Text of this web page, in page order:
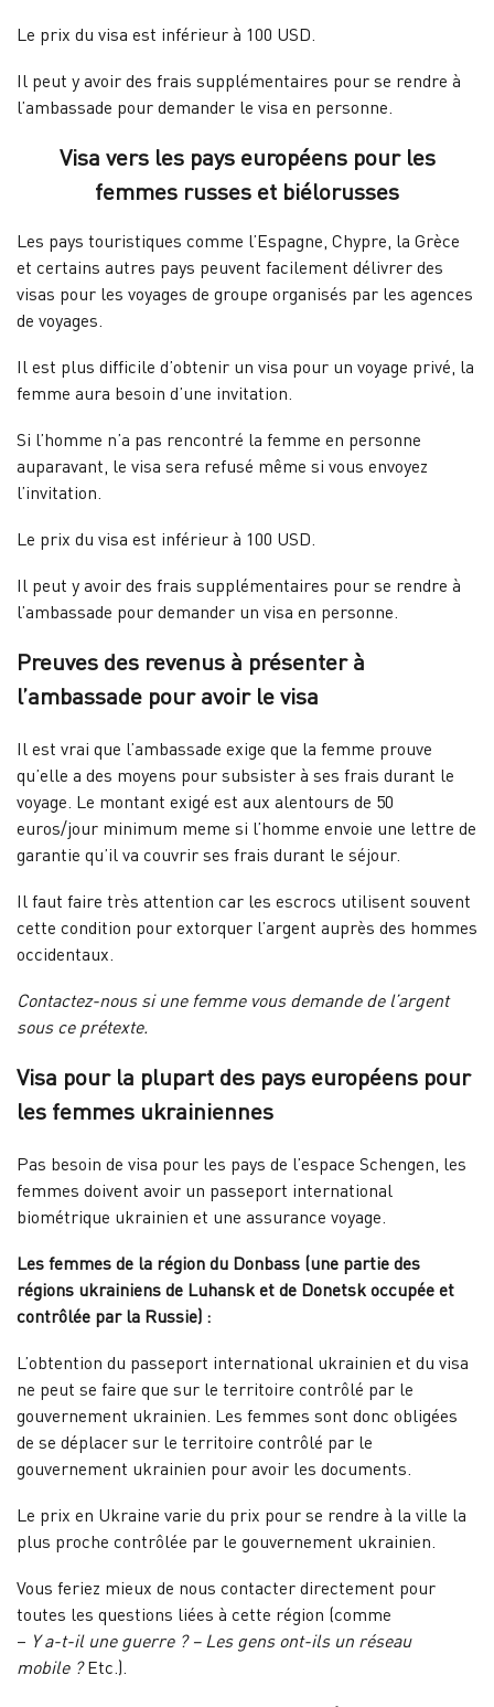
Le prix du visa est inférieur à 100 USD.
Il peut y avoir des frais supplémentaires pour se rendre à
l’ambassade pour demander le visa en personne.
Visa vers les pays européens pour les
femmes russes et biélorusses
Les pays touristiques comme l’Espagne, Chypre, la Grèce
et certains autres pays peuvent facilement délivrer des
visas pour les voyages de groupe organisés par les agences
de voyages.
Il est plus difficile d’obtenir un visa pour un voyage privé, la
femme aura besoin d’une invitation.
Si l’homme n’a pas rencontré la femme en personne
auparavant, le visa sera refusé même si vous envoyez
l’invitation.
Le prix du visa est inférieur à 100 USD.
Il peut y avoir des frais supplémentaires pour se rendre à
l’ambassade pour demander un visa en personne.
Preuves des revenus à présenter à
l’ambassade pour avoir le visa
Il est vrai que l’ambassade exige que la femme prouve
qu’elle a des moyens pour subsister à ses frais durant le
voyage. Le montant exigé est aux alentours de 50
euros/jour minimum meme si l’homme envoie une lettre de
garantie qu’il va couvrir ses frais durant le séjour.
Il faut faire très attention car les escrocs utilisent souvent
cette condition pour extorquer l’argent auprès des hommes
occidentaux.
Contactez-nous si une femme vous demande de l’argent
sous ce prétexte.
Visa pour la plupart des pays européens pour
les femmes ukrainiennes
Pas besoin de visa pour les pays de l’espace Schengen, les
femmes doivent avoir un passeport international
biométrique ukrainien et une assurance voyage.
Les femmes de la région du Donbass (une partie des
régions ukrainiens de Luhansk et de Donetsk occupée et
contrôlée par la Russie) :
L’obtention du passeport international ukrainien et du visa
ne peut se faire que sur le territoire contrôlé par le
gouvernement ukrainien. Les femmes sont donc obligées
de se déplacer sur le territoire contrôlé par le
gouvernement ukrainien pour avoir les documents.
Le prix en Ukraine varie du prix pour se rendre à la ville la
plus proche contrôlée par le gouvernement ukrainien.
Vous feriez mieux de nous contacter directement pour
toutes les questions liées à cette région (comme
– Y a-t-il une guerre ? – Les gens ont-ils un réseau
mobile ?Etc.).